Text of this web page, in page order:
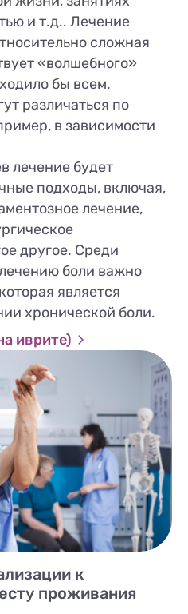
и т.д.. Лечение
сложная
«волшебного»
бы всем.
различаться по
в зависимости
лечение будет
подходы, включая,
лечение,
другое. Среди
боли важно
является
хронической боли.
иврите)
к
проживания